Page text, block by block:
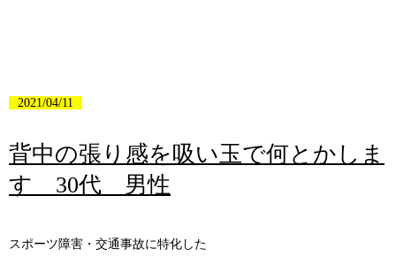
2021/04/11
背中の張り感を吸い玉で何とかしま
す 30代 男性
スポーツ障害・交通事故に特化した